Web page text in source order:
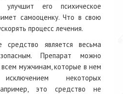
его психическое
самооценку. Что в свою
процесс лечения.
средство является весьма
Препарат можно
мужчинам, которые в нем
некоторых
это средство не